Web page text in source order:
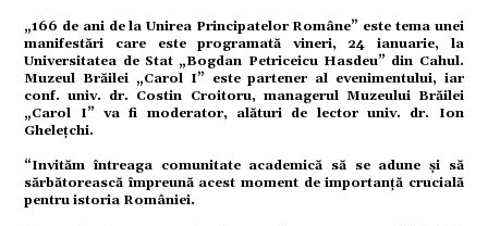
„166 de ani de la Unirea Principatelor Române” este tema unei
manifestări care este programată vineri, 24 ianuarie, la
Universitatea de Stat „Bogdan Petriceicu Hasdeu” din Cahul.
Muzeul Brăilei „Carol I” este partener al evenimentului, iar
conf. univ. dr. Costin Croitoru, managerul Muzeului Brăilei
„Carol I” va fi moderator, alături de lector univ. dr. Ion
Ghelețchi.
“Invităm întreaga comunitate academică să se adune și să
sărbătorească împreună acest moment de importanță crucială
pentru istoria României.